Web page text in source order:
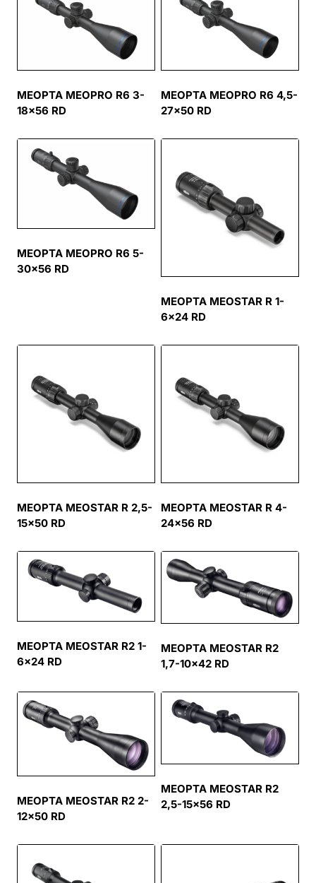
MEOPTA MEOPRO R6 3-
18×56 RD
MEOPTA MEOPRO R6 4,5-
27×50 RD
MEOPTA MEOPRO R6 5-
30×56 RD
MEOPTA MEOSTAR R 1-
6×24 RD
MEOPTA MEOSTAR R 2,5-
15×50 RD
MEOPTA MEOSTAR R 4-
24×56 RD
MEOPTA MEOSTAR R2 1-
6×24 RD
MEOPTA MEOSTAR R2
1,7-10×42 RD
MEOPTA MEOSTAR R2 2-
12×50 RD
MEOPTA MEOSTAR R2
2,5-15×56 RD